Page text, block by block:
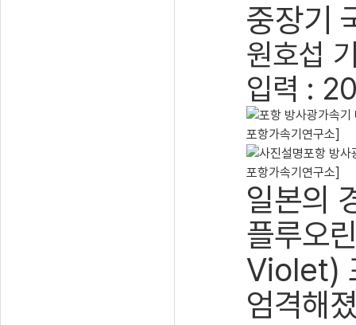
중장기
원호섭
입력 :
포항 방사
포항가속기연구소]
일본의
플루오
Violet)
엄격해